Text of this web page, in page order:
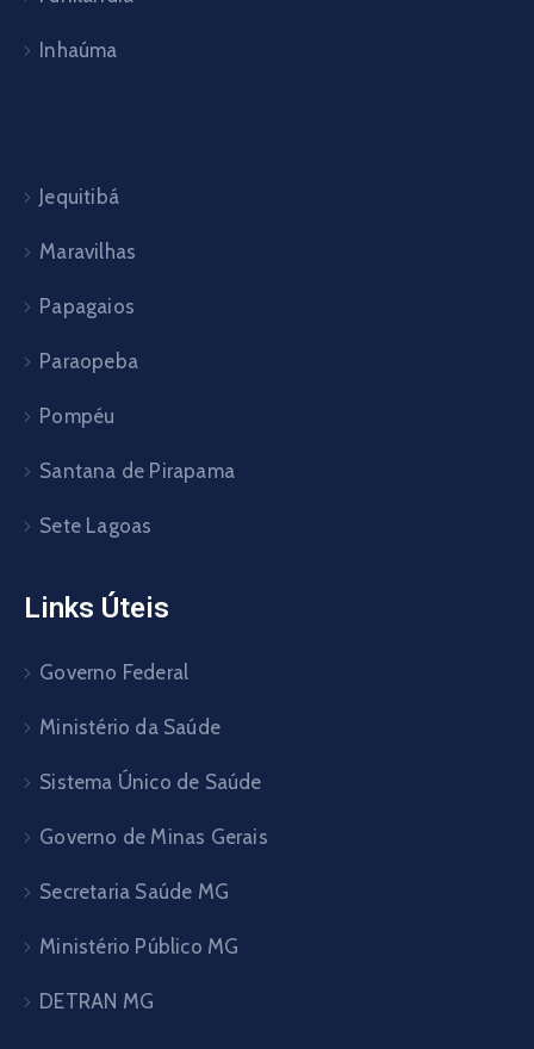
Inhaúma
Jequitibá
Maravilhas
Papagaios
Paraopeba
Pompéu
Santana de Pirapama
Sete Lagoas
Links Úteis
Governo Federal
Ministério da Saúde
Sistema Único de Saúde
Governo de Minas Gerais
Secretaria Saúde MG
Ministério Público MG
DETRAN MG